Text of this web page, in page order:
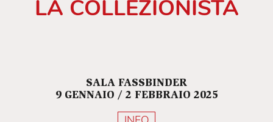
LA COLLEZIONISTA
SALA FASSBINDER
9 GENNAIO / 2 FEBBRAIO 2025